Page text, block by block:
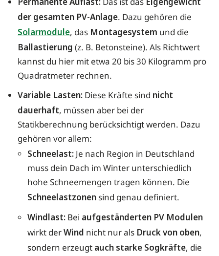
der gesamten PV-Anlage. Dazu gehören die
Solarmodule, das Montagesystem und die
Ballastierung (z. B. Betonsteine). Als Richtwert
kannst du hier mit etwa 20 bis 30 Kilogramm pro
Quadratmeter rechnen.
Variable Lasten: Diese Kräfte sind nicht
dauerhaft, müssen aber bei der
Statikberechnung berücksichtigt werden. Dazu
gehören vor allem:
Schneelast:Je nach Region in Deutschland
muss dein Dach im Winter unterschiedlich
hohe Schneemengen tragen können. Die
Schneelastzonen sind genau definiert.
Windlast: Bei aufgeständerten PV Modulen
wirkt derWind nicht nur als Druck von oben,
sondern erzeugt auch starke Sogkräfte, die